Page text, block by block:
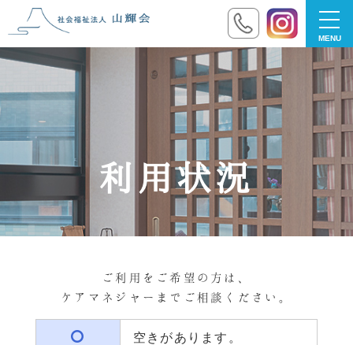
利用状況
ご利用をご希望の方は、
ケアマネジャーまでご相談ください。
空きがあります。